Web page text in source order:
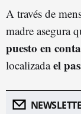
A través de
madre asegura
puesto en
localizadael